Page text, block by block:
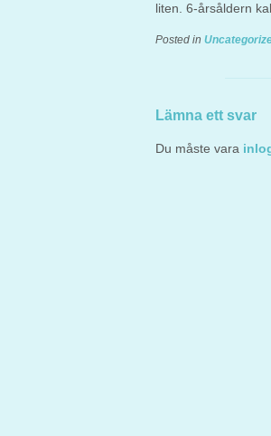
liten. 6-årsåldern
Posted in
Lämna ett svar
Du måste vara